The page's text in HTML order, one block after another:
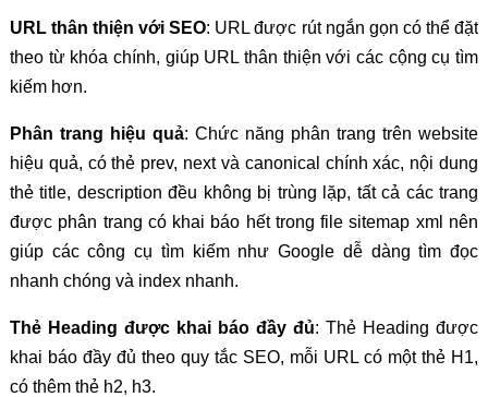
URL thân thiện với SEO: URL được rút ngắn gọn có thể đặt
theo từ khóa chính, giúp URL thân thiện với các cộng cụ tìm
kiếm hơn.
Phân trang hiệu quả: Chức năng phân trang trên website
hiệu quả, có thẻ prev, next và canonical chính xác, nội dung
thẻ title, description đều không bị trùng lặp, tất cả các trang
được phân trang có khai báo hết trong file sitemap xml nên
giúp các công cụ tìm kiếm như Google dễ dàng tìm đọc
nhanh chóng và index nhanh.
Thẻ Heading được khai báo đầy đủ: Thẻ Heading được
khai báo đầy đủ theo quy tắc SEO, mỗi URL có một thẻ H1,
có thêm thẻ h2, h3.